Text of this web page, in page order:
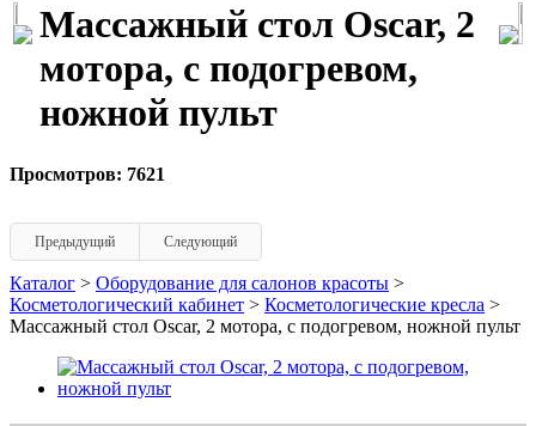
Массажный стол Oscar, 2
мотора, с подогревом,
ножной пульт
Просмотров: 7621
Предыдущий Следующий
Каталог > Оборудование для салонов красоты >
Косметологический кабинет > Косметологические кресла >
Массажный стол Oscar, 2 мотора, с подогревом, ножной пульт